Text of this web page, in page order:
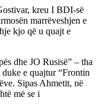
kreu I BDI-së
marrëveshjen e
kjo që u quajt e
dhe JO Rusisë” – tha
e quajtur “Frontin
Sipas Ahmetit, në
më se i